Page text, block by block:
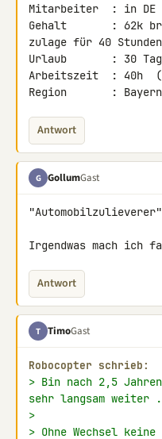
Mitarbeiter  : in DE
Gehalt       : 62k
zulage für 40
Urlaub       : 30
Arbeitszeit  : 40h
Region       :
Antwort
G GollumGast
"Automobilzulieverer"
Irgendwas mach ich
Antwort
T TimoGast
Robocopter schrieb:
> Bin nach 2,5
sehr langsam weiter
>
> Ohne Wechsel